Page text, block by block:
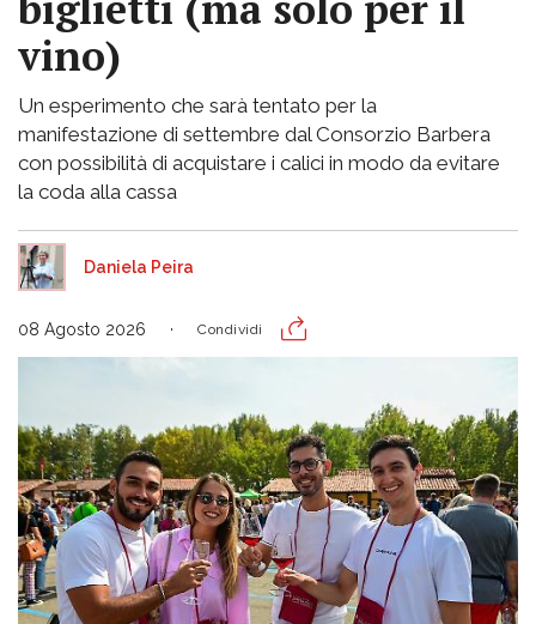
vino)
Un esperimento che sarà tentato per la
manifestazione di settembre dal Consorzio Barbera
con possibilità di acquistare i calici in modo da evitare
la coda alla cassa
Daniela Peira
08 Agosto 2026 Condividi